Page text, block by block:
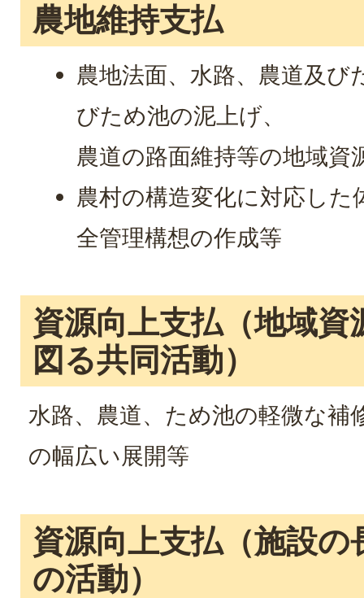
農地維持支払
農地法面、水路、農道及び
びため池の泥上げ、
農道の路面維持等の地域資
農村の構造変化に対応した
全管理構想の作成等
資源向上支払（地域資
図る共同活動）
水路、農道、ため池の軽微な補
の幅広い展開等
資源向上支払（施設
の活動）